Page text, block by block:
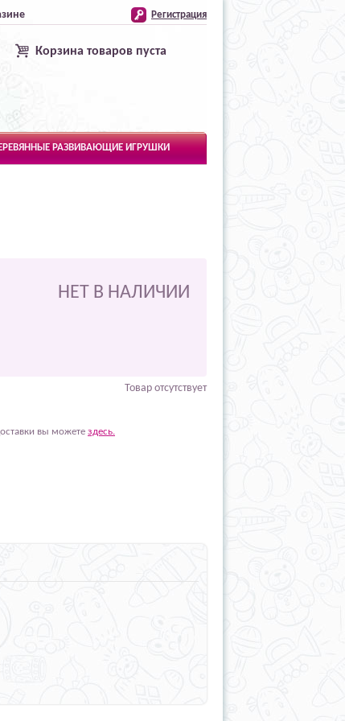
Регистрация
Корзина товаров пуста
РАЗВИВАЮЩИЕ ИГРУШКИ
НЕТ В НАЛИЧИИ
Товар отсутствует
вы можете здесь.